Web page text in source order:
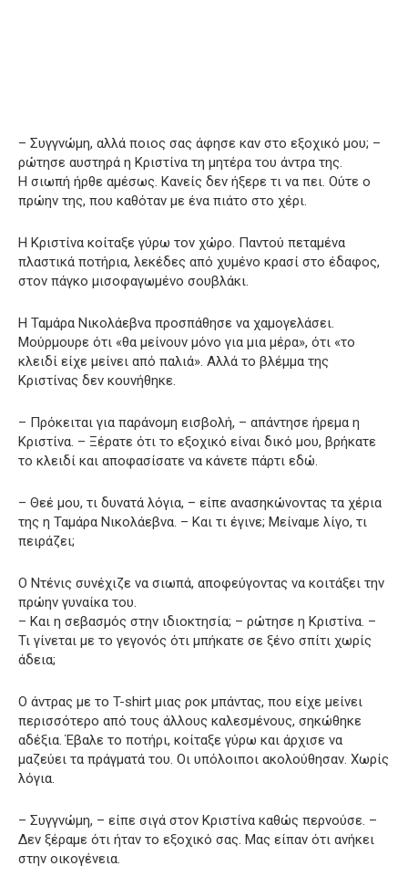
– Συγγνώμη, αλλά ποιος σας άφησε καν στο εξοχικό μου; –
ρώτησε αυστηρά η Κριστίνα τη μητέρα του άντρα της.
Η σιωπή ήρθε αμέσως. Κανείς δεν ήξερε τι να πει. Ούτε ο
πρώην της, που καθόταν με ένα πιάτο στο χέρι.
Η Κριστίνα κοίταξε γύρω τον χώρο. Παντού πεταμένα
πλαστικά ποτήρια, λεκέδες από χυμένο κρασί στο έδαφος,
στον πάγκο μισοφαγωμένο σουβλάκι.
Η Ταμάρα Νικολάεβνα προσπάθησε να χαμογελάσει.
Μούρμουρε ότι «θα μείνουν μόνο για μια μέρα», ότι «το
κλειδί είχε μείνει από παλιά». Αλλά το βλέμμα της
Κριστίνας δεν κουνήθηκε.
– Πρόκειται για παράνομη εισβολή, – απάντησε ήρεμα η
Κριστίνα. – Ξέρατε ότι το εξοχικό είναι δικό μου, βρήκατε
το κλειδί και αποφασίσατε να κάνετε πάρτι εδώ.
– Θεέ μου, τι δυνατά λόγια, – είπε ανασηκώνοντας τα χέρια
της η Ταμάρα Νικολάεβνα. – Και τι έγινε; Μείναμε λίγο, τι
πειράζει;
Ο Ντένις συνέχιζε να σιωπά, αποφεύγοντας να κοιτάξει την
πρώην γυναίκα του.
– Και η σεβασμός στην ιδιοκτησία; – ρώτησε η Κριστίνα. –
Τι γίνεται με το γεγονός ότι μπήκατε σε ξένο σπίτι χωρίς
άδεια;
Ο άντρας με το T-shirt μιας ροκ μπάντας, που είχε μείνει
περισσότερο από τους άλλους καλεσμένους, σηκώθηκε
αδέξια. Έβαλε το ποτήρι, κοίταξε γύρω και άρχισε να
μαζεύει τα πράγματά του. Οι υπόλοιποι ακολούθησαν. Χωρίς
λόγια.
– Συγγνώμη, – είπε σιγά στον Κριστίνα καθώς περνούσε. –
Δεν ξέραμε ότι ήταν το εξοχικό σας. Μας είπαν ότι ανήκει
στην οικογένεια.